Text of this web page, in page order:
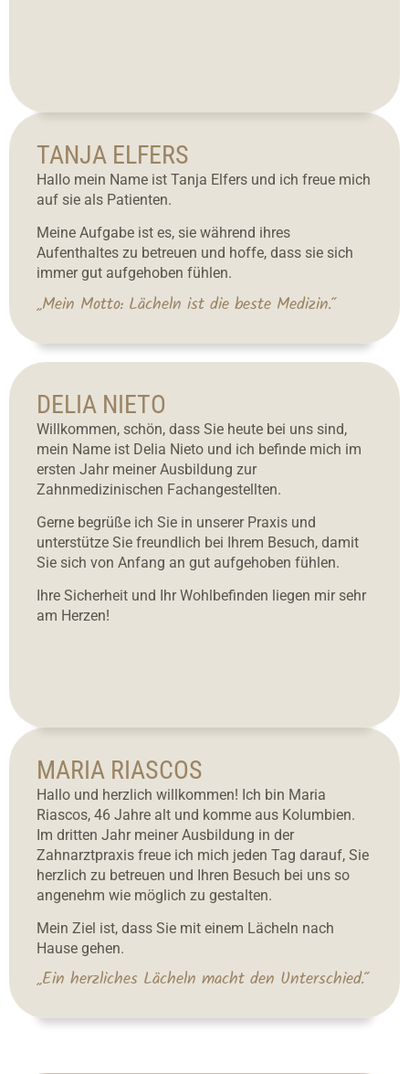
TANJA ELFERS
Hallo mein Name ist Tanja Elfers und ich freue mich
auf sie als Patienten.
Meine Aufgabe ist es, sie während ihres
Aufenthaltes zu betreuen und hoffe, dass sie sich
immer gut aufgehoben fühlen.
„Mein Motto: Lächeln ist die beste Medizin.“
DELIA NIETO
Willkommen, schön, dass Sie heute bei uns sind,
mein Name ist Delia Nieto und ich befinde mich im
ersten Jahr meiner Ausbildung zur
Zahnmedizinischen Fachangestellten.
Gerne begrüße ich Sie in unserer Praxis und
unterstütze Sie freundlich bei Ihrem Besuch, damit
Sie sich von Anfang an gut aufgehoben fühlen.
Ihre Sicherheit und Ihr Wohlbefinden liegen mir sehr
am Herzen!
MARIA RIASCOS
Hallo und herzlich willkommen! Ich bin Maria
Riascos, 46 Jahre alt und komme aus Kolumbien.
Im dritten Jahr meiner Ausbildung in der
Zahnarztpraxis freue ich mich jeden Tag darauf, Sie
herzlich zu betreuen und Ihren Besuch bei uns so
angenehm wie möglich zu gestalten.
Mein Ziel ist, dass Sie mit einem Lächeln nach
Hause gehen.
„Ein herzliches Lächeln macht den Unterschied.“